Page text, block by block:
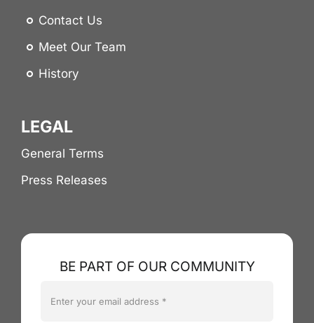
Contact Us
Meet Our Team
History
LEGAL
General Terms
Press Releases
BE PART OF OUR COMMUNITY